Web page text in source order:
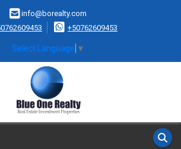
info@borealty.com
+50762609453
Select Language ▼